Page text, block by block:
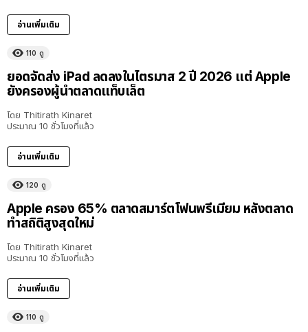
อ่านเพิ่มเติม
110 ดู
ยอดจัดส่ง iPad ลดลงในไตรมาส 2 ปี 2026 แต่ Apple
ยังครองผู้นำตลาดแท็บเล็ต
โดย Thitirath Kinaret
ประมาณ 10 ชั่วโมงที่แล้ว
อ่านเพิ่มเติม
120 ดู
Apple ครอง 65% ตลาดสมาร์ตโฟนพรีเมียม หลังตลาด
ทำสถิติสูงสุดใหม่
โดย Thitirath Kinaret
ประมาณ 10 ชั่วโมงที่แล้ว
อ่านเพิ่มเติม
110 ดู